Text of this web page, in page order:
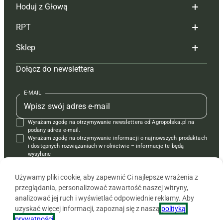
Redakcja
Reklama
Tagi
Mapa serwisu
Kontakt
Regulamin
Polityka prywatności
Hoduj z Głową
Hoduj z głową bydło
Hoduj z głową świnie
Prenumerata
Redakcja
Kontakt
Reklama
RPT
Redakcja
Prenumerata
Reklama
Kontakt
Krzyżówki
Sklep
Czasopisma i prenumerata
Książki
Regulamin
Dołącz do newslettera
E-MAIL
Wyrażam zgodę na otrzymywanie newslettera od Agropolska.pl na
podany adres e-mail.
Wyrażam zgodę na otrzymywanie informacji o najnowszych produktach
i dostępnych rozwiązaniach w rolnictwie – informacje te będą
wysyłane
Używamy pliki cookie, aby zapewnić Ci najlepsze wrażenia z
przeglądania, personalizować zawartość naszej witryny,
analizować jej ruch i wyświetlać odpowiednie reklamy. Aby
uzyskać więcej informacji, zapoznaj się z naszą polityką